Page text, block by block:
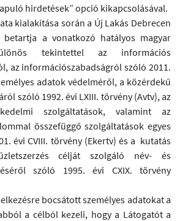
hirdetések” opció kikapcsolásával.
kialakítása során a Új Lakás Debrecen
betartja a vonatkozó hatályos magyar
tekintettel az információs
az információszabadságról szóló 2011.
adatok védelméről, a közérdekű
szóló 1992. évi LXIII. törvény (Avtv), az
szolgáltatások, valamint az
összefüggő szolgáltatások egyes
évi CVIII. törvény (Ekertv) és a kutatás
célját szolgáló név- és
szóló 1995. évi CXIX. törvény
bocsátott személyes adatokat a
a célból kezeli, hogy a Látogatót a